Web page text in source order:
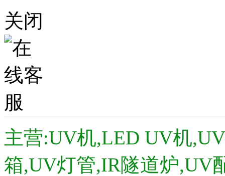
关闭
主营:UV机,LED UV机
箱,UV灯管,IR隧道炉,UV